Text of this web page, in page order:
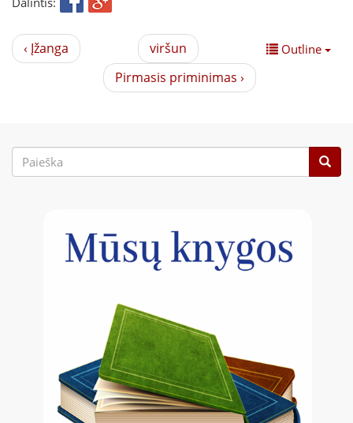
Outline
‹ Įžanga
viršun
Pirmasis priminimas ›
Paieškos